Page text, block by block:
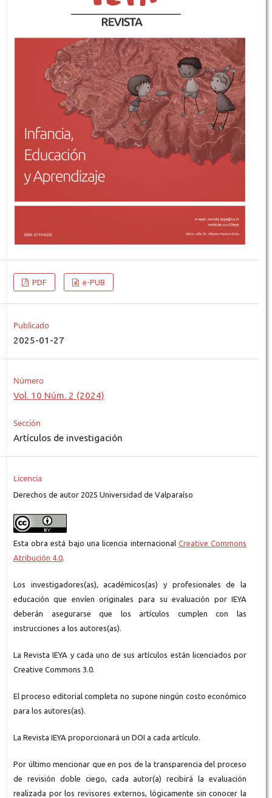
PDF e-PUB
Publicado
2025-01-27
Número
Vol. 10 Núm. 2 (2024)
Sección
Artículos de investigación
Licencia
Derechos de autor 2025 Universidad de Valparaíso
Esta obra está bajo una licencia internacional Creative Commons
Atribución 4.0.
Los investigadores(as), académicos(as) y profesionales de la
educación que envíen originales para su evaluación por IEYA
deberán asegurarse que los artículos cumplen con las
instrucciones a los autores(as).
La Revista IEYA y cada uno de sus artículos están licenciados por
Creative Commons 3.0.
El proceso editorial completa no supone ningún costo económico
para los autores(as).
La Revista IEYA proporcionará un DOI a cada artículo.
Por último mencionar que en pos de la transparencia del proceso
de revisión doble ciego, cada autor(a) recibirá la evaluación
realizada por los revisores externos, lógicamente sin conocer la